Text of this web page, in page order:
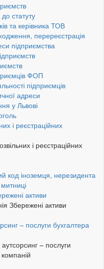
статуту
та керівника ТОВ
перереєстрація
підприємства
ФОП
підприємців
адреси
у Львові
і реєстраційних
і реєстраційних
код іноземця, нерезидента
активи
Збережені активи
– послуги бухгалтера
– послуги